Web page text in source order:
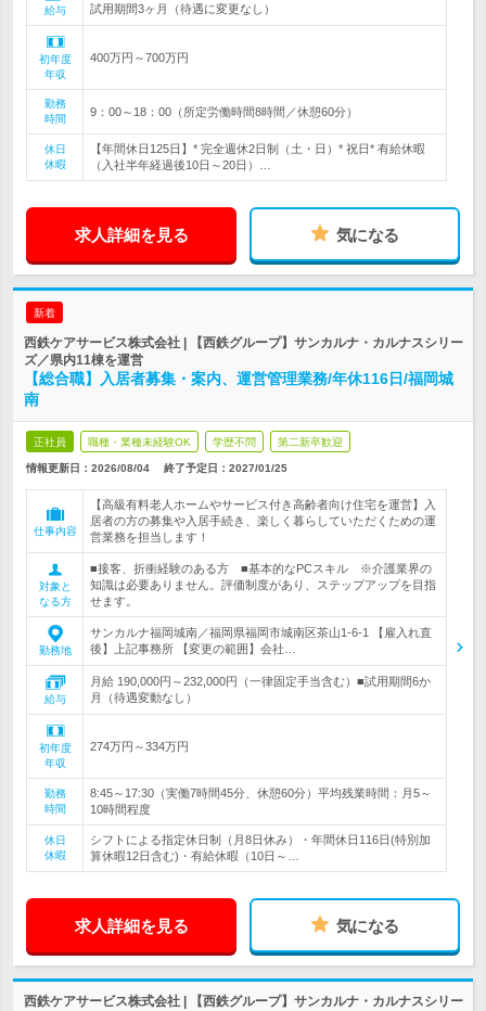
給与
試用期間3ヶ月（待遇に変更なし）
初年度
年収
400万円～700万円
勤務
時間
9：00～18：00（所定労働時間8時間／休憩60分）
休日
休暇
【年間休日125日】* 完全週休2日制（土・日）* 祝日* 有給休暇
（入社半年経過後10日～20日）…
求人詳細を見る 気になる
新着
西鉄ケアサービス株式会社 | 【西鉄グループ】サンカルナ・カルナスシリー
ズ／県内11棟を運営
【総合職】入居者募集・案内、運営管理業務/年休116日/福岡城
南
正社員 職種・業種未経験OK 学歴不問 第二新卒歓迎
情報更新日：2026/08/04 終了予定日： 2027/01/25
仕事内容
【高級有料老人ホームやサービス付き高齢者向け住宅を運営】入
居者の方の募集や入居手続き、楽しく暮らしていただくための運
営業務を担当します！
対象と
なる方
■接客、折衝経験のある方 ■基本的なPCスキル ※介護業界の
知識は必要ありません。評価制度があり、ステップアップを目指
せます。
勤務地
サンカルナ福岡城南／福岡県福岡市城南区茶山1-6-1 【雇入れ直
後】上記事務所 【変更の範囲】会社…
給与
月給 190,000円～232,000円（一律固定手当含む）■試用期間6か
月（待遇変動なし）
初年度
年収
274万円～334万円
勤務
時間
8:45～17:30（実働7時間45分、休憩60分）平均残業時間：月5～
10時間程度
休日
休暇
シフトによる指定休日制（月8日休み）・年間休日116日(特別加
算休暇12日含む)・有給休暇（10日～…
求人詳細を見る 気になる
西鉄ケアサービス株式会社 | 【西鉄グループ】サンカルナ・カルナスシリー